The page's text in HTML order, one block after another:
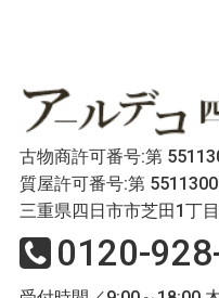
古物商許可番号:第
質屋許可番号:第
三重県四日市市芝田1丁
0120-